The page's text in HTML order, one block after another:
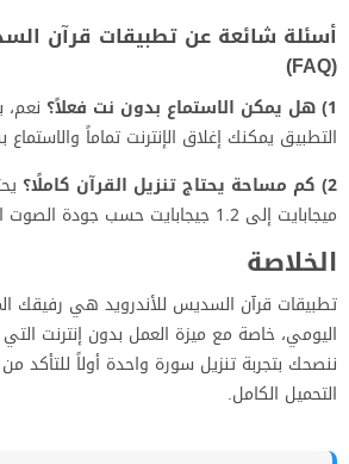
أسئلة شائعة عن تطبيقات قرآن
(FAQ)
1) هل يمكن الاستماع بدون نت فعلاً؟
نعم،
التطبيق يمكنك إغلاق الإنترنت تماماً
2) كم مساحة يحتاج تنزيل القرآن كاملًا؟
ميجابايت إلى 1.2 جيجابايت حسب جودة الصوت المختارة.
الخلاصة
تطبيقات قرآن السديس للأندرويد هي رفيقك
اليومي، خاصة مع ميزة العمل بدون إنترنت
ننصحك بتجربة تنزيل سورة واحدة أولاً للتأكد
التحميل الكامل.